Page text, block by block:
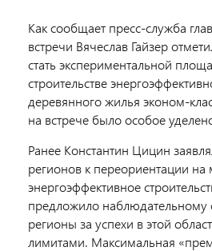
Как сообщает пресс-служба
встречи Вячеслав Гайзер
стать экспериментальной
строительстве
деревянного жилья эконом-
на встрече было особое
Ранее Константин Цицин заявля
регионов к переориентации на
энергоэффективное
предложило наблюдательному
регионы за успехи в этой
лимитами. Максимальная